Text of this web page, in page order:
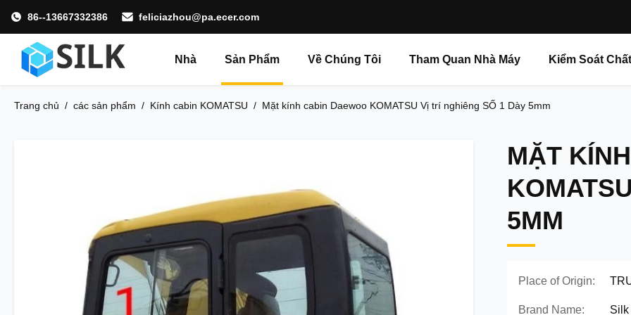
86--13667332386 feliciazhou@pa.ecer.com
Nhà Sản Phẩm Về Chúng Tôi Tham Quan Nhà Máy Kiểm Soát
Trang chủ / các sản phẩm / Kính cabin KOMATSU / Mặt kính cabin Daewoo KOMATSU Vị trí nghiêng SỐ 1 Dày 5mm
MẶT
5MM
Place of Origin:
Brand Name: Silk